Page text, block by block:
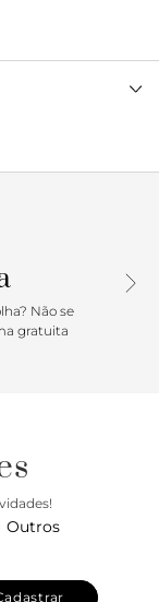
cabedal.
segue pelas
do pé, sendo
peito do pé e
Não se
gratuita
Outros